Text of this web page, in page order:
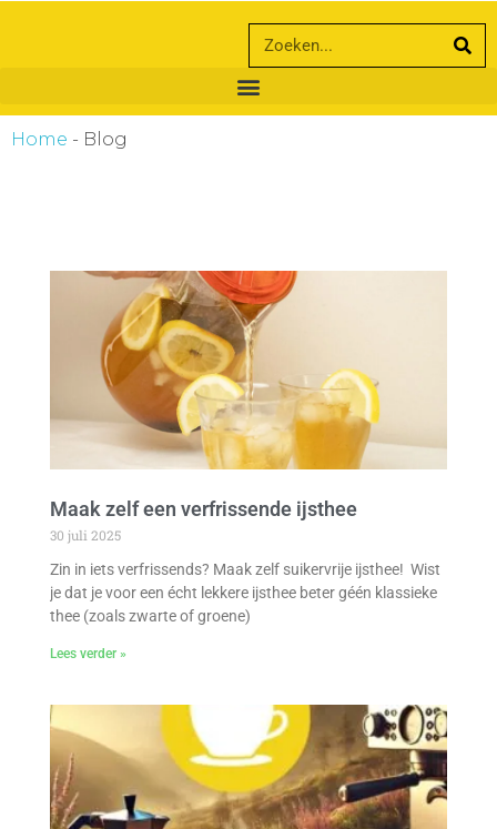
Home - Blog
Maak zelf een verfrissende ijsthee
30 juli 2025
Zin in iets verfrissends? Maak zelf suikervrije ijsthee! Wist
je dat je voor een écht lekkere ijsthee beter géén klassieke
thee (zoals zwarte of groene)
Lees verder »